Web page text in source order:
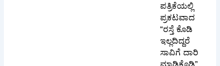
ಪತ್ರಿಕೆಯಲ್ಲಿ
ಪ್ರಕಟವಾದ
“ರಸ್ತೆ ಕೊಡಿ
ಇಲ್ಲದಿದ್ದರೆ
ಸಾವಿಗೆ ದಾರಿ